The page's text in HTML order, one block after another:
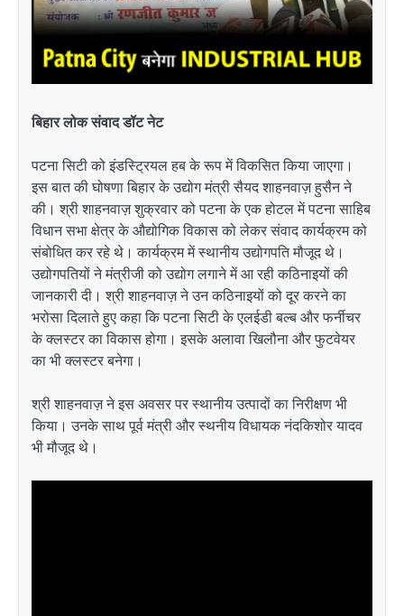
बिहार लोक संवाद डॉट नेट
पटना सिटी को इंडस्ट्रियल हब के रूप में विकसित किया जाएगा।
इस बात की घोषणा बिहार के उद्योग मंत्री सैयद शाहनवाज़ हुसैन ने
की। श्री शाहनवाज़ शुक्रवार को पटना के एक होटल में पटना साहिब
विधान सभा क्षेत्र के औद्योगिक विकास को लेकर संवाद कार्यक्रम को
संबोधित कर रहे थे। कार्यक्रम में स्थानीय उद्योगपति मौजूद थे।
उद्योगपतियों ने मंत्रीजी को उद्योग लगाने में आ रही कठिनाइयों की
जानकारी दी। श्री शाहनवाज़ ने उन कठिनाइयों को दूर करने का
भरोसा दिलाते हुए कहा कि पटना सिटी के एलईडी बल्ब और फर्नीचर
के क्लस्टर का विकास होगा। इसके अलावा खिलौना और फुटवेयर
का भी क्लस्टर बनेगा।
श्री शाहनवाज़ ने इस अवसर पर स्थानीय उत्पादों का निरीक्षण भी
किया। उनके साथ पूर्व मंत्री और स्थनीय विधायक नंदकिशोर यादव
भी मौजूद थे।